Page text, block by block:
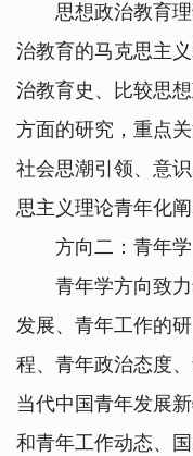
思想政治教育理
治教育的马克思主
治教育史、比较思
方面的研究，重点
社会思潮引领、意
思主义理论青年化阐
方向二：青年学
青年学方向致力
发展、青年工作的
程、青年政治态度
当代中国青年发展
和青年工作动态、